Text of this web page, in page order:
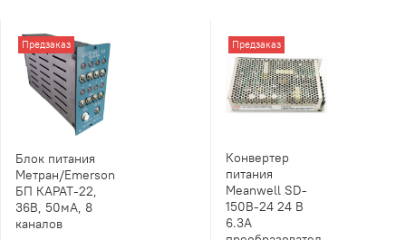
Предзаказ
Блок питания
Метран/Emerson
БП КАРАТ-22,
36В, 50мА, 8
каналов
Предзаказ
Конвертер
питания
Meanwell SD-
150B-24 24 В
6.3A